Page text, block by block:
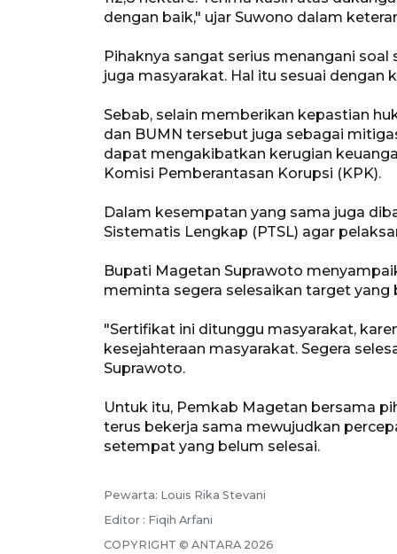
dengan baik," ujar Suwono dalam
Pihaknya sangat serius menangani
juga masyarakat. Hal itu sesuai dengan
Sebab, selain memberikan kepastian
dan BUMN tersebut juga sebagai
dapat mengakibatkan kerugian
Komisi Pemberantasan Korupsi (KPK).
Dalam kesempatan yang sama juga
Sistematis Lengkap (PTSL) agar
Bupati Magetan Suprawoto
meminta segera selesaikan target yang
"Sertifikat ini ditunggu masyarakat,
kesejahteraan masyarakat. Segera
Suprawoto.
Untuk itu, Pemkab Magetan bersama
terus bekerja sama mewujudkan
setempat yang belum selesai.
Pewarta: Louis Rika Stevani
Editor : Fiqih Arfani
COPYRIGHT © ANTARA 2026